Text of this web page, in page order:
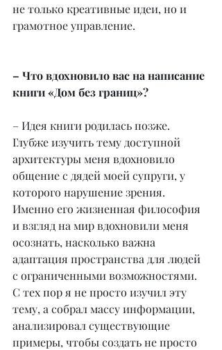
не только креативные идеи, но и
грамотное управление.
– Что вдохновило вас на написание
книги «Дом без границ»?
– Идея книги родилась позже.
Глубже изучить тему доступной
архитектуры меня вдохновило
общение с дядей моей супруги, у
которого нарушение зрения.
Именно его жизненная философия
и взгляд на мир вдохновили меня
осознать, насколько важна
адаптация пространства для людей
с ограниченными возможностями.
С тех пор я не просто изучил эту
тему, а собрал массу информации,
анализировал существующие
примеры, чтобы создать не просто